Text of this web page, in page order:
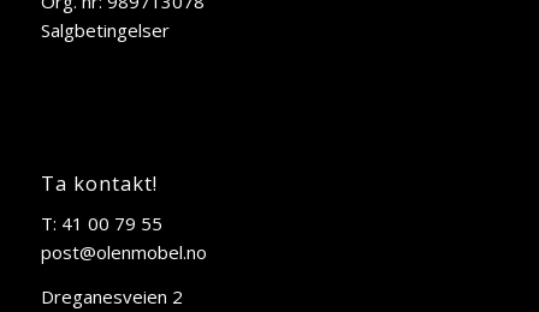
Salgbetingelser
Ta kontakt!
T: 41 00 79 55
post@olenmobel.no
Dreganesveien 2